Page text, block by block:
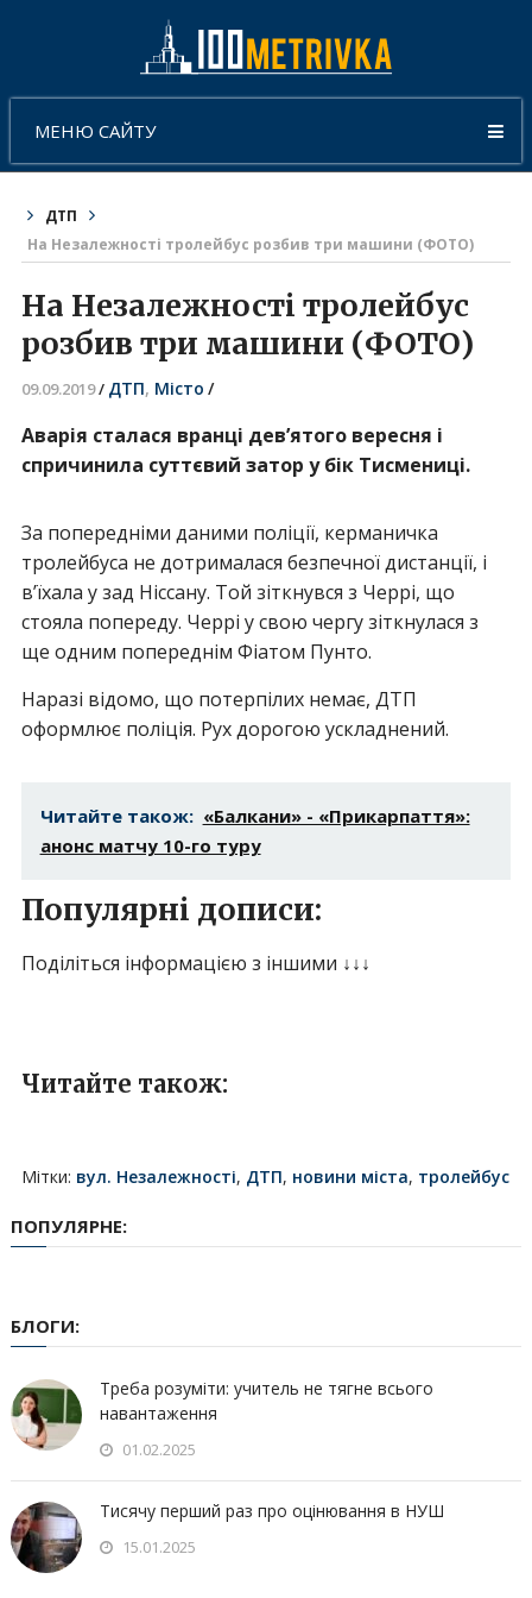
МЕНЮ САЙТУ
ДТП
На Незалежності тролейбус розбив три машини (ФОТО)
На Незалежності тролейбус
розбив три машини (ФОТО)
09.09.2019/ ДТП, Місто /
Аварія сталася вранці дев’ятого вересня і
спричинила суттєвий затор у бік Тисмениці.
За попередніми даними поліції, керманичка
тролейбуса не дотрималася безпечної дистанції, і
в’їхала у зад Ніссану. Той зіткнувся з Черрі, що
стояла попереду. Черрі у свою чергу зіткнулася з
ще одним попереднім Фіатом Пунто.
Наразі відомо, що потерпілих немає, ДТП
оформлює поліція. Рух дорогою ускладнений.
Читайте також: «Балкани» - «Прикарпаття»:
анонс матчу 10-го туру
Популярні дописи:
Поділіться інформацією з іншими ↓↓↓
Читайте також:
Мітки: вул. Незалежності, ДТП, новини міста, тролейбус
ПОПУЛЯРНЕ:
БЛОГИ:
Треба розуміти: учитель не тягне всього
навантаження
01.02.2025
Тисячу перший раз про оцінювання в НУШ
15.01.2025